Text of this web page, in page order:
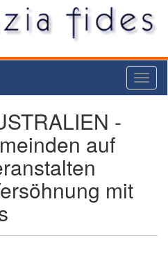
-
auf
mit